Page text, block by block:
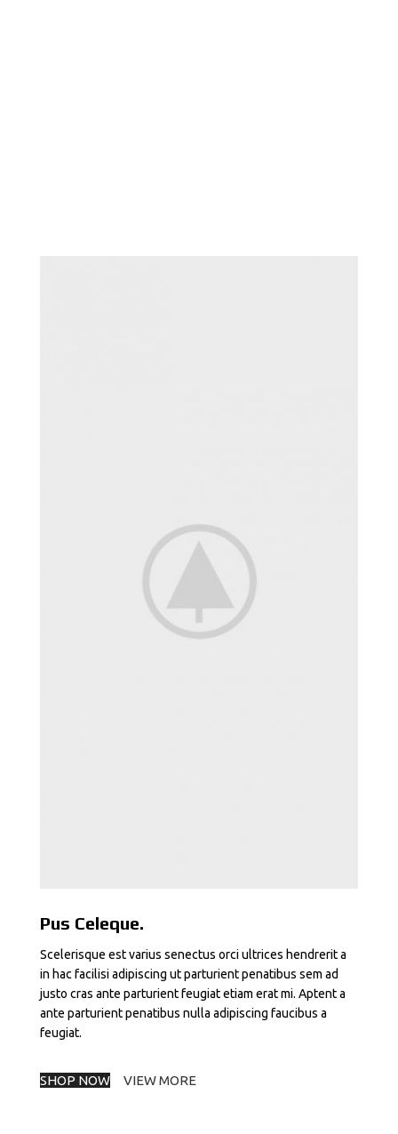
Pus Celeque.
Scelerisque est varius senectus orci ultrices hendrerit a
in hac facilisi adipiscing ut parturient penatibus sem ad
justo cras ante parturient feugiat etiam erat mi. Aptent a
ante parturient penatibus nulla adipiscing faucibus a
feugiat.
SHOP NOW VIEW MORE